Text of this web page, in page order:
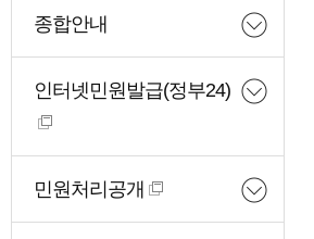
종합안내
인터넷민원발급(정부24)
민원처리공개